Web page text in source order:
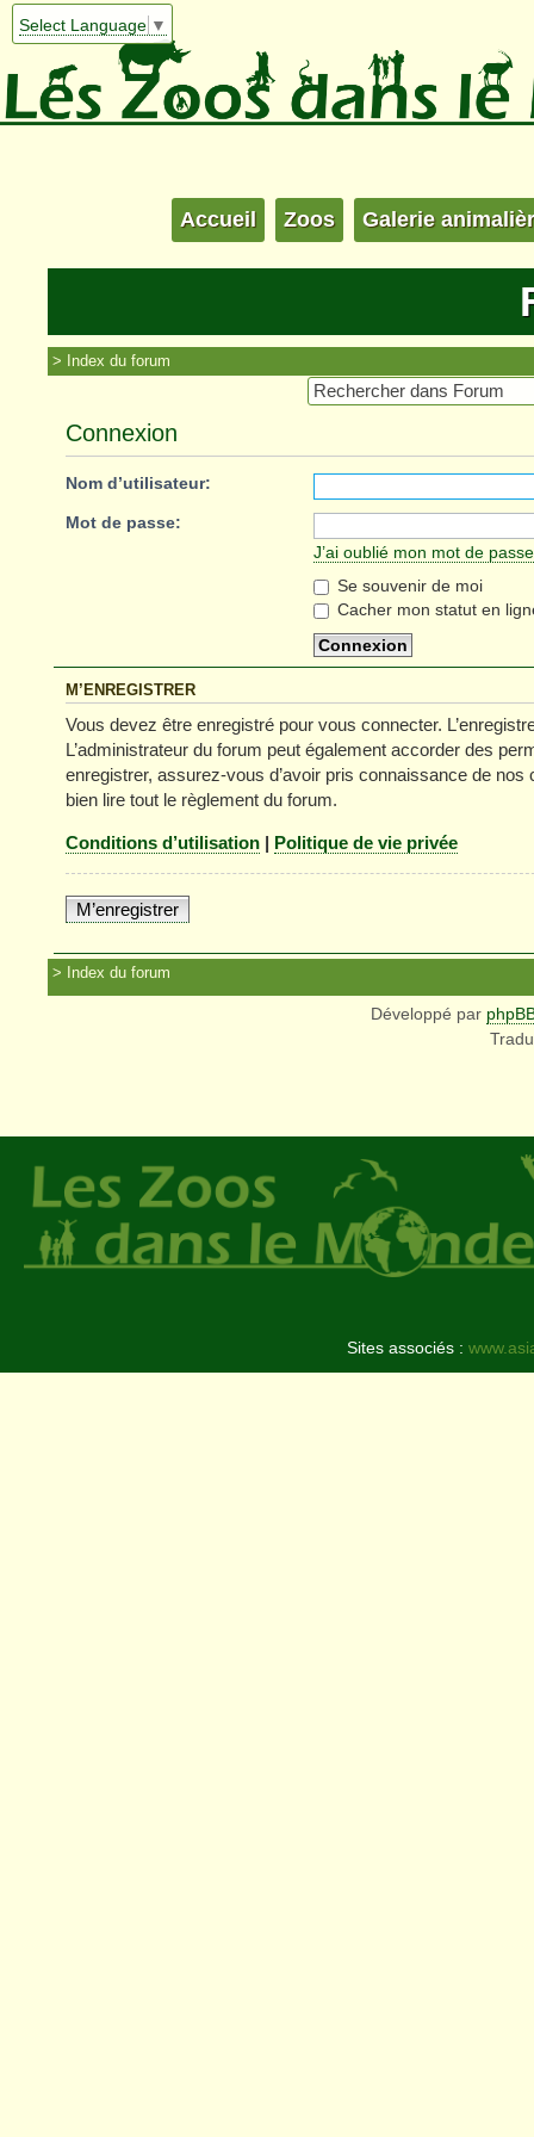
Select Language ▼
Accueil Zoos Galerie
Index du forum
Connexion
Nom d’utilisateur:
Mot de passe:
J’ai oublié mon mot de passe
Se souvenir de moi
Cacher mon statut en
M’ENREGISTRER
Vous devez être enregistré pour vous connecter.
L’administrateur du forum peut également accorder des
enregistrer, assurez-vous d’avoir pris connaissance de
bien lire tout le règlement du forum.
Conditions d’utilisation | Politique de vie privée
M’enregistrer
Index du forum
Développé par
Sites associés :